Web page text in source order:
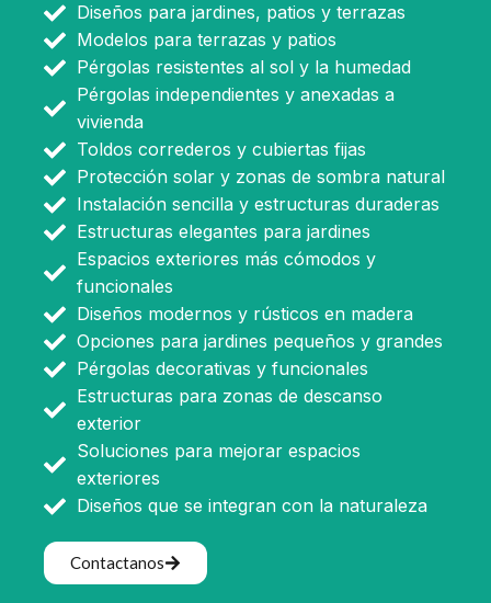
Diseños para jardines, patios y terrazas
Modelos para terrazas y patios
Pérgolas resistentes al sol y la humedad
Pérgolas independientes y anexadas a
vivienda
Toldos correderos y cubiertas fijas
Protección solar y zonas de sombra natural
Instalación sencilla y estructuras duraderas
Estructuras elegantes para jardines
Espacios exteriores más cómodos y
funcionales
Diseños modernos y rústicos en madera
Opciones para jardines pequeños y grandes
Pérgolas decorativas y funcionales
Estructuras para zonas de descanso
exterior
Soluciones para mejorar espacios
exteriores
Diseños que se integran con la naturaleza
Contactanos